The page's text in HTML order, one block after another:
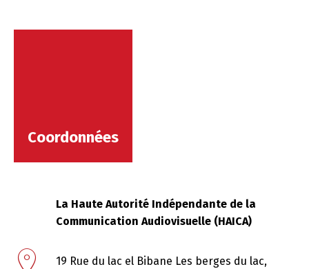
Coordonnées
La Haute Autorité Indépendante de la
Communication Audiovisuelle (HAICA)
19 Rue du lac el Bibane Les berges du lac,